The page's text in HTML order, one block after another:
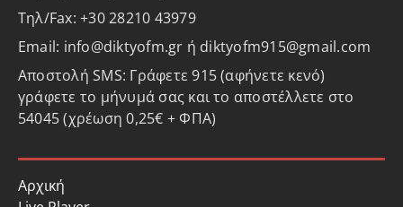
Τηλ/Fax: +30 28210 43979
Email: info@diktyofm.gr ή diktyofm915@gmail.com
Αποστολή SMS: Γράφετε 915 (αφήνετε κενό)
γράφετε το μήνυμά σας και το αποστέλλετε στο
54045 (χρέωση 0,25€ + ΦΠΑ)
Αρχική